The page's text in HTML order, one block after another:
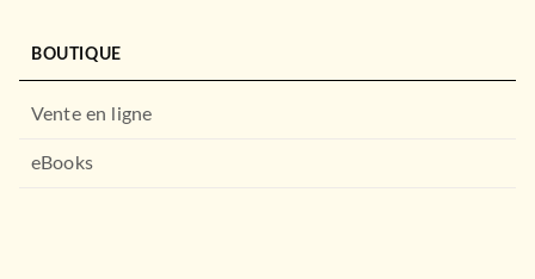
BOUTIQUE
Vente en ligne
eBooks